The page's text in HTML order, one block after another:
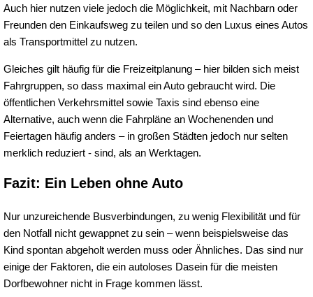
Auch hier nutzen viele jedoch die Möglichkeit, mit Nachbarn oder
Freunden den Einkaufsweg zu teilen und so den Luxus eines Autos
als Transportmittel zu nutzen.
Gleiches gilt häufig für die Freizeitplanung – hier bilden sich meist
Fahrgruppen, so dass maximal ein Auto gebraucht wird. Die
öffentlichen Verkehrsmittel sowie Taxis sind ebenso eine
Alternative, auch wenn die Fahrpläne an Wochenenden und
Feiertagen häufig anders – in großen Städten jedoch nur selten
merklich reduziert - sind, als an Werktagen.
Fazit: Ein Leben ohne Auto
Nur unzureichende Busverbindungen, zu wenig Flexibilität und für
den Notfall nicht gewappnet zu sein – wenn beispielsweise das
Kind spontan abgeholt werden muss oder Ähnliches. Das sind nur
einige der Faktoren, die ein autoloses Dasein für die meisten
Dorfbewohner nicht in Frage kommen lässt.